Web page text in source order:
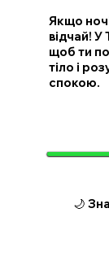
Якщо
відчай!
щоб ти
тіло і
спокою.
🌙